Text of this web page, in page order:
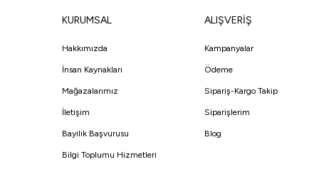
KURUMSAL
Hakkımızda
İnsan Kaynakları
Mağazalarımız
İletişim
Bayilik Başvurusu
Bilgi Toplumu Hizmetleri
ALIŞVERİŞ
Kampanyalar
Ödeme
Sipariş-Kargo Takip
Siparişlerim
Blog